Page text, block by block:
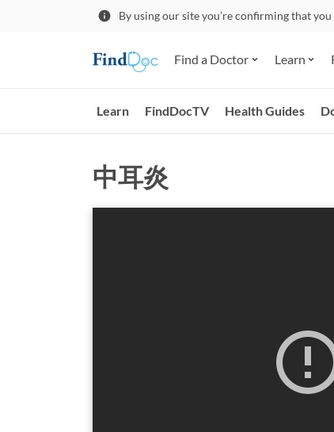
By using our site you’re confirming that
Find a Doctor Learn
Learn FindDocTV Health Guides
中耳炎